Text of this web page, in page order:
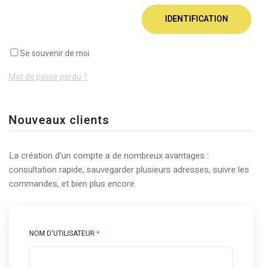
Se souvenir de moi
IDENTIFICATION
Mot de passe perdu ?
Nouveaux clients
La création d’un compte a de nombreux avantages :
consultation rapide, sauvegarder plusieurs adresses, suivre les
commandes, et bien plus encore.
NOM D'UTILISATEUR*